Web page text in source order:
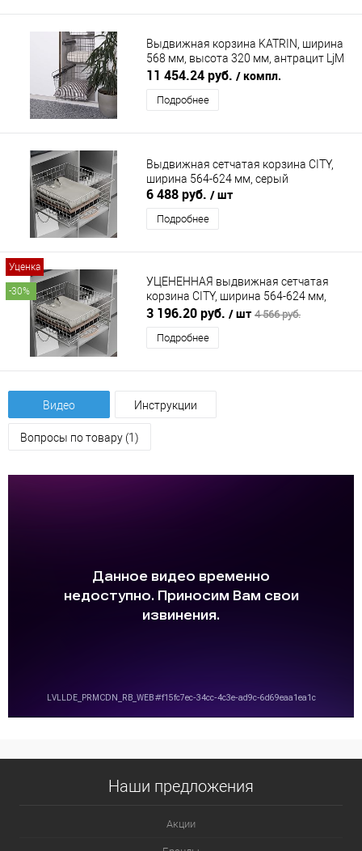
Выдвижная корзина KATRIN, ширина
568 мм, высота 320 мм, антрацит LjM
(ЭЛ ДЖИ ЭМ)
11 454.24 руб. / компл.
Подробнее
Выдвижная сетчатая корзина CITY,
ширина 564-624 мм, серый
6 488 руб. / шт
Подробнее
Уценка
-30%
УЦЕНЕННАЯ выдвижная сетчатая
корзина CITY, ширина 564-624 мм,
серый
3 196.20 руб. / шт 4 566 руб.
Подробнее
Видео Инструкции
Вопросы по товару (1)
Наши предложения
Акции